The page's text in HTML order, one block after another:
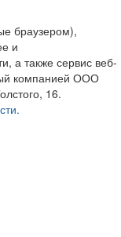
браузером),
и
а также сервис веб-
компанией ООО
16.